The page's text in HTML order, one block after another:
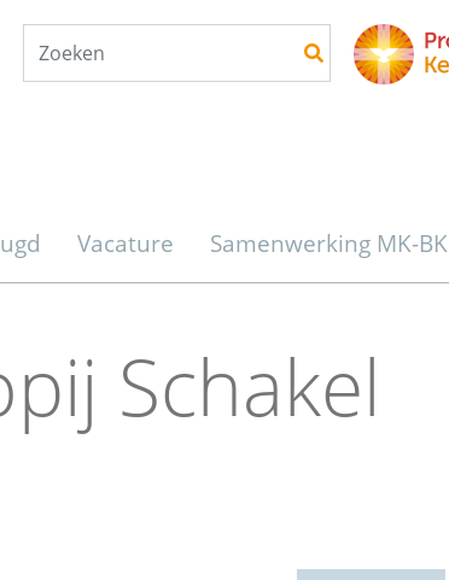
Vacature Samenwerking MK-BK
Schakel